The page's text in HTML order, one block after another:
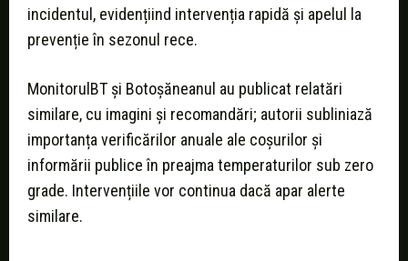
incidentul, evidențiind intervenția rapidă și apelul la
prevenție în sezonul rece.
MonitorulBT și Botoșăneanul au publicat relatări
similare, cu imagini și recomandări; autorii subliniază
importanța verificărilor anuale ale coșurilor și
informării publice în preajma temperaturilor sub zero
grade. Intervențiile vor continua dacă apar alerte
similare.